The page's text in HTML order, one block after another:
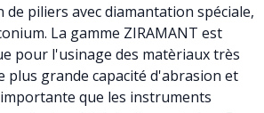
de piliers avec diamantation spéciale,
La gamme ZIRAMANT est
pour l'usinage des matèriaux très
plus grande capacité d'abrasion et
que les instruments